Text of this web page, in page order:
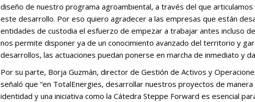
diseño de nuestro programa agroambiental, a través del que articulamos
este desarrollo. Por eso quiero agradecer a las empresas que están
entidades de custodia el esfuerzo de empezar a trabajar antes incluso
nos permite disponer ya de un conocimiento avanzado del territorio y
desarrollos, las actuaciones puedan ponerse en marcha de inmediato y
Por su parte, Borja Guzmán, director de Gestión de Activos y
señaló que “en TotalEnergies, desarrollar nuestros proyectos de
identidad y una iniciativa como la Cátedra Steppe Forward es esencial